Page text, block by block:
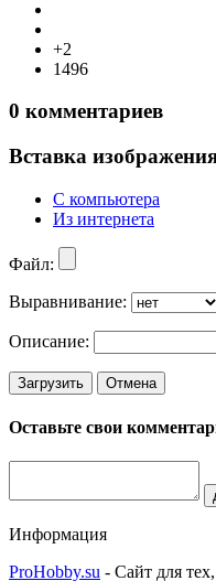
+2
1496
0 комментариев
Вставка
С компьютера
Из интернета
Файл:
Выравнивание:
Описание:
Загрузить Отмена
Оставьте свои
Информация
ProHobby.su - Сайт для